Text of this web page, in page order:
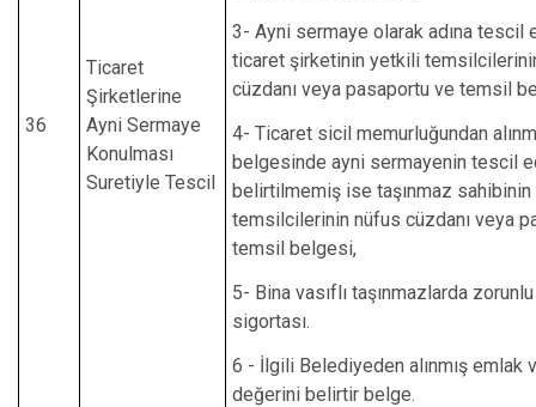
36
Ticaret
Şirketlerine
Ayni Sermaye
Konulması
Suretiyle Tescil
3- Ayni sermaye olarak adına tescil
ticaret şirketinin yetkili
cüzdanı veya pasaportu ve temsil
4- Ticaret sicil memurluğundan
belgesinde ayni sermayenin tescil
belirtilmemiş ise taşınmaz
temsilcilerinin nüfus cüzdanı veya
temsil belgesi,
5- Bina vasıflı taşınmazlarda
sigortası.
6 - İlgili Belediyeden alınmış emlak
değerini belirtir belge.